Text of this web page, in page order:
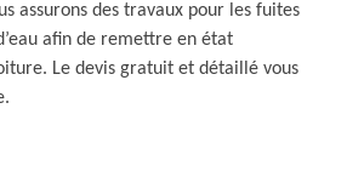
assurons des travaux pour les fuites
afin de remettre en état
Le devis gratuit et détaillé vous